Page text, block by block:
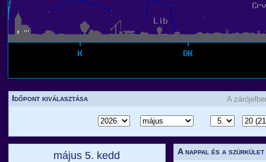
Időpont kiválasztása A
május 5. kedd A nappal és a szürkület